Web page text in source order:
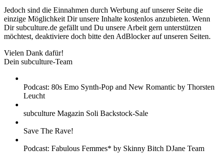
Jedoch sind die Einnahmen durch Werbung auf unserer Seite die
einzige Möglichkeit Dir unsere Inhalte kostenlos anzubieten. Wenn
Dir subculture.de gefällt und Du unsere Arbeit gern unterstützen
möchtest, deaktiviere doch bitte den AdBlocker auf unseren Seiten.
Vielen Dank dafür!
Dein subculture-Team
Podcast: 80s Emo Synth-Pop and New Romantic by Thorsten
Leucht
subculture Magazin Soli Backstock-Sale
Save The Rave!
Podcast: Fabulous Femmes* by Skinny Bitch DJane Team